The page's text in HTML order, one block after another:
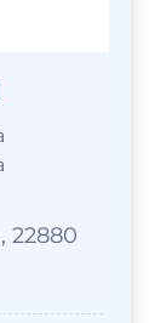
, 22880